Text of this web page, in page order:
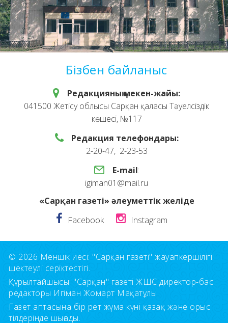
Бізбен байланыс
Редакцияның мекен-жайы:
041500 Жетісу облысы Сарқан қаласы Тәуелсіздік
көшесі, №117
Редакция телефондары:
2-20-47, 2-23-53
E-mail:
igiman01@mail.ru
«Сарқан газеті» әлеуметтік желіде
Facebook
Instagram
© 2026 Меншік иесі: "Сарқан газеті" жауапкершілігі
шектеулі серіктестігі.
Құрылтайшысы: "Сарқан" газеті ЖШС директор-бас
редакторы Игіман Жомарт Мақатұлы
Газет аптасына бір рет жұма күні қазақ және орыс
тілдерінде шығады.